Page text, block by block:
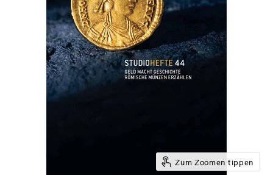
Zum Zoomen tippen